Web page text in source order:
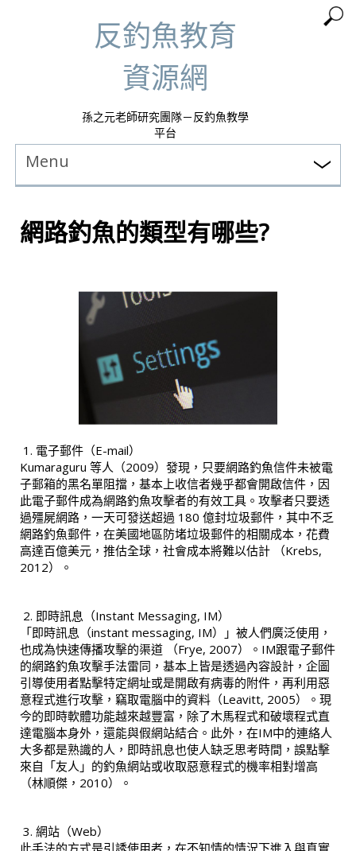
反釣魚教育
資源網
孫之元老師研究團隊－反釣魚教學
平台
Menu
網路釣魚的類型有哪些?
電子郵件（E-mail）
Kumaraguru 等人（2009）發現，只要網路釣魚信件未被電
子郵箱的黑名單阻擋，基本上收信者幾乎都會開啟信件，因
此電子郵件成為網路釣魚攻擊者的有效工具。攻擊者只要透
過殭屍網路，一天可發送超過 180 億封垃圾郵件，其中不乏
網路釣魚郵件，在美國地區防堵垃圾郵件的相關成本，花費
高達百億美元，推估全球，社會成本將難以估計 （Krebs,
2012）。
即時訊息（Instant Messaging, IM）
「即時訊息（instant messaging, IM）」被人們廣泛使用，
也成為快速傳播攻擊的渠道 （Frye, 2007）。IM跟電子郵件
的網路釣魚攻擊手法雷同，基本上皆是透過內容設計，企圖
引導使用者點擊特定網址或是開啟有病毒的附件，再利用惡
意程式進行攻擊，竊取電腦中的資料（Leavitt, 2005）。現
今的即時軟體功能越來越豐富，除了木馬程式和破壞程式直
達電腦本身外，還能與假網站結合。此外，在IM中的連絡人
大多都是熟識的人，即時訊息也使人缺乏思考時間，誤點擊
來自「友人」的釣魚網站或收取惡意程式的機率相對增高
（林順傑，2010）。
網站（Web）
此手法的方式是引誘使用者，在不知情的情況下進入與真實